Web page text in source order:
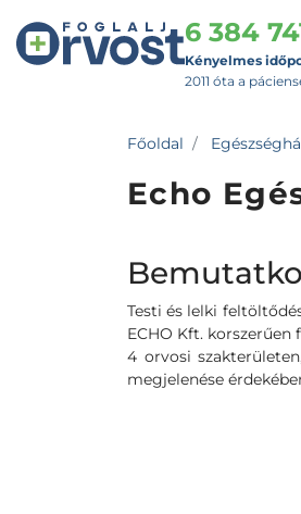
6 384
Kényelmes
2011 óta a
Főoldal
Echo
Testi és lelki
ECHO Kft.
4 orvosi
megjelenése